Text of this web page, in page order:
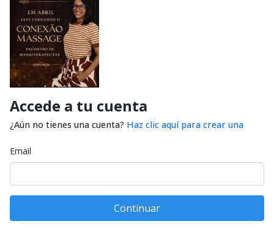
Accede a tu cuenta
¿Aún no tienes una cuenta? Haz clic aquí para crear una
Email
Continuar